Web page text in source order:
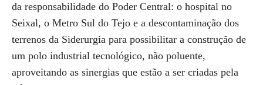
da responsabilidade do Poder Central: o hospital no
Seixal, o Metro Sul do Tejo e a descontaminação dos
terrenos da Siderurgia para possibilitar a construção de
um polo industrial tecnológico, não poluente,
aproveitando as sinergias que estão a ser criadas pela